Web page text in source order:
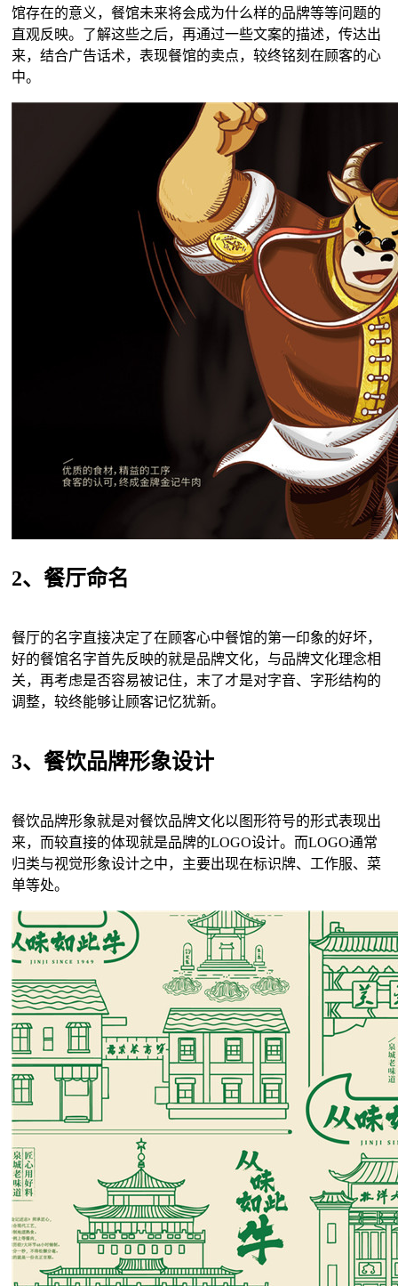
馆存在的意义，餐馆未来将会成为什么样的品牌等等问题的
直观反映。了解这些之后，再通过一些文案的描述，传达出
来，结合广告话术，表现餐馆的卖点，较终铭刻在顾客的心
中。
2、餐厅命名
餐厅的名字直接决定了在顾客心中餐馆的第一印象的好坏，
好的餐馆名字首先反映的就是品牌文化，与品牌文化理念相
关，再考虑是否容易被记住，末了才是对字音、字形结构的
调整，较终能够让顾客记忆犹新。
3、餐饮品牌形象设计
餐饮品牌形象就是对餐饮品牌文化以图形符号的形式表现出
来，而较直接的体现就是品牌的LOGO设计。而LOGO通常
归类与视觉形象设计之中，主要出现在标识牌、工作服、菜
单等处。